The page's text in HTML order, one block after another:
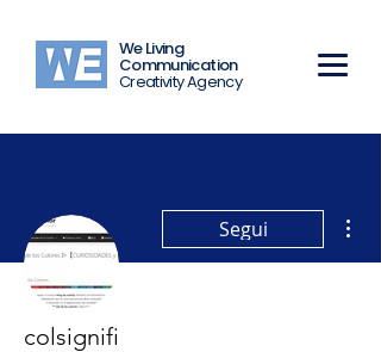
We Living
Communication
Creativity Agency
Segui
colsignifi